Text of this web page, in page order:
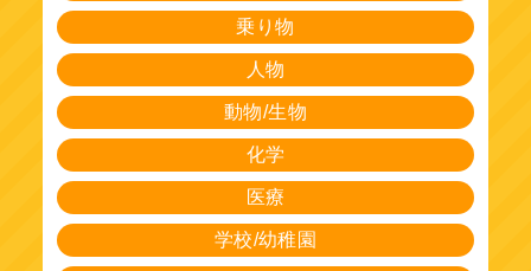
乗り物
人物
動物/生物
化学
医療
学校/幼稚園